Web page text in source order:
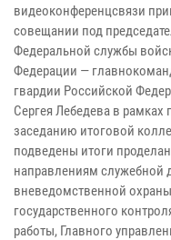
видеоконференцсвязи
совещании под
Федеральной службы
Федерации —
гвардии Российской
Сергея Лебедева в
заседанию итоговой
подведены итоги
направлениям служебной
вневедомственной
государственного
работы, Главного